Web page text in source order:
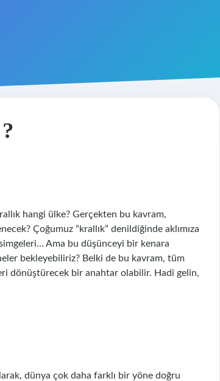
hangi ülke? Gerçekten bu kavram,
Çoğumuz “krallık” denildiğinde aklımıza
Ama bu düşünceyi bir kenara
bekleyebiliriz? Belki de bu kavram, tüm
dönüştürecek bir anahtar olabilir. Hadi gelin,
dünya çok daha farklı bir yöne doğru